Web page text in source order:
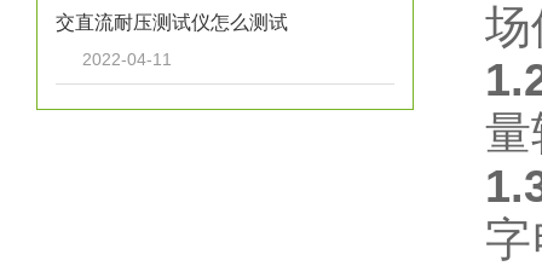
交直流耐压测试仪怎么测试
2022-04-11
场
量